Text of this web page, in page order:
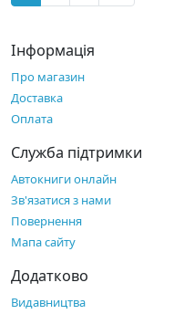
Інформація
Про магазин
Доставка
Оплата
Служба підтримки
Автокниги онлайн
Зв'язатися з нами
Повернення
Мапа сайту
Додатково
Видавництва